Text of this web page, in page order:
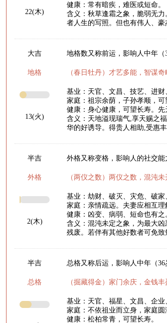
22(木)
健康：常有暗疾，难医或短命。
含义：秋草逢霜之象，脆弱无
者人生的写照。但也有伟人、豪
大吉
地格
13(火)
地格数又称前运，影响人中年（
（春日牡丹）才艺多能，智谋
基业：天官、文昌、技艺、进财
家庭：祖宗余荫，子孙孝顺，可
健康：身心健康，可望长寿。先
含义：天地溢现瑞气,享天赐之
华的好诱导。得贵人相助,受惠
半吉
外格
2(木)
外格又称变格，影响人的社交能
（两仪之数）两仪之数，混沌
基业：劫财、破灭、灾危、破家
家庭：亲情疏远。夫妻应相互理
健康：凶变、病弱、短命也有之
含义：混沌未定之象，为最大
残废。若伴有其他好数者可免致
半吉
总格
总格又称后运，影响人中年（36
（掘藏得金）家门余庆，金钱
基业：天官、福星、文昌、企业
家庭：不依祖业而立身，家庭圆
健康：松柏常青，可望长寿。